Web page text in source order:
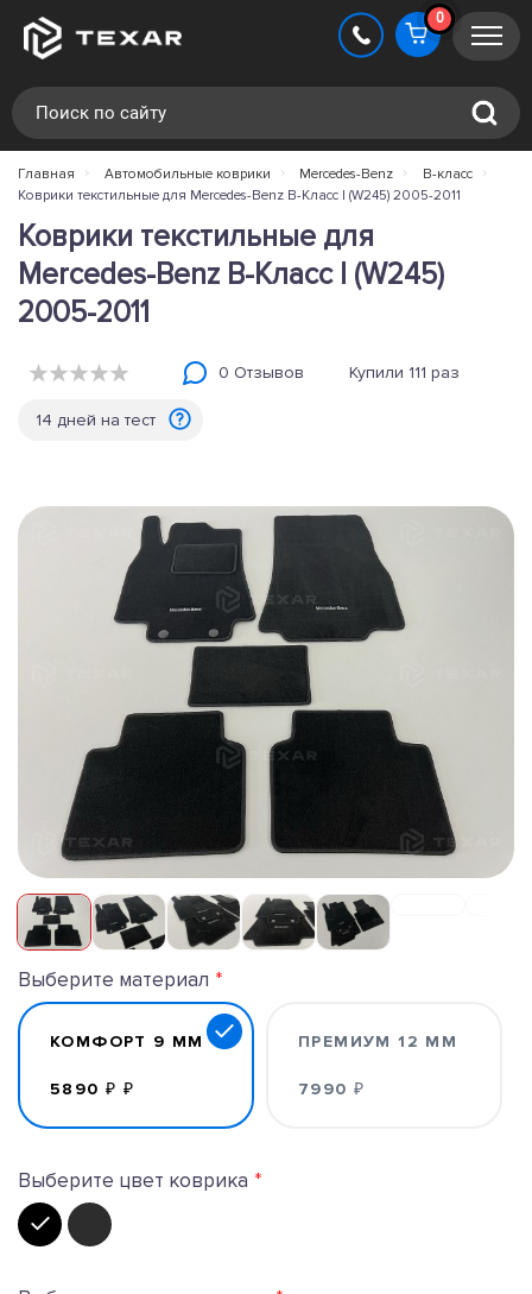
0
Главная Автомобильные коврики Mercedes-Benz
B-класс
Коврики текстильные для Mercedes-Benz B-Класс I (W245) 2005-2011
Коврики текстильные для
Mercedes-Benz B-Класс I (W245)
2005-2011
0 Отзывов Купили 111 раз
14 дней на тест
Выберите материал
КОМФОРТ 9 ММ
5890 ₽ ₽
ПРЕМИУМ 12 ММ
7990 ₽
Выберите цвет коврика